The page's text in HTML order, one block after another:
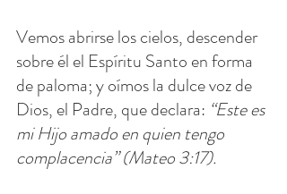
Vemos abrirse los cielos, descender
sobre él el Espíritu Santo en forma
de paloma; y oímos la dulce voz de
Dios, el Padre, que declara: “Este es
mi Hijo amado en quien tengo
complacencia” (Mateo 3:17).